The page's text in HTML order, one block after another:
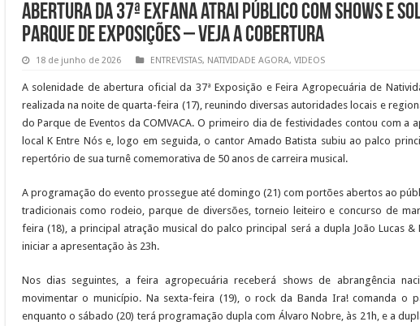
Abertura da 37ª EXFANA atrai público com shows e
Parque de Exposições – VEJA A COBERTURA
18 de junho de 2026 ENTREVISTAS, NATIVIDADE AGORA, VIDEOS
A solenidade de abertura oficial da 37ª Exposição e Feira Agropecuária de
realizada na noite de quarta-feira (17), reunindo diversas autoridades locais e
do Parque de Eventos da COMVACA. O primeiro dia de festividades contou com a
local K Entre Nós e, logo em seguida, o cantor Amado Batista subiu ao palco
repertório de sua turnê comemorativa de 50 anos de carreira musical.
A programação do evento prossegue até domingo (21) com portões abertos ao
tradicionais como rodeio, parque de diversões, torneio leiteiro e concurso de
feira (18), a principal atração musical do palco principal será a dupla João Lucas &
iniciar a apresentação às 23h.
Nos dias seguintes, a feira agropecuária receberá shows de abrangência
movimentar o município. Na sexta-feira (19), o rock da Banda Ira! comanda o
enquanto o sábado (20) terá programação dupla com Álvaro Nobre, às 21h, e a